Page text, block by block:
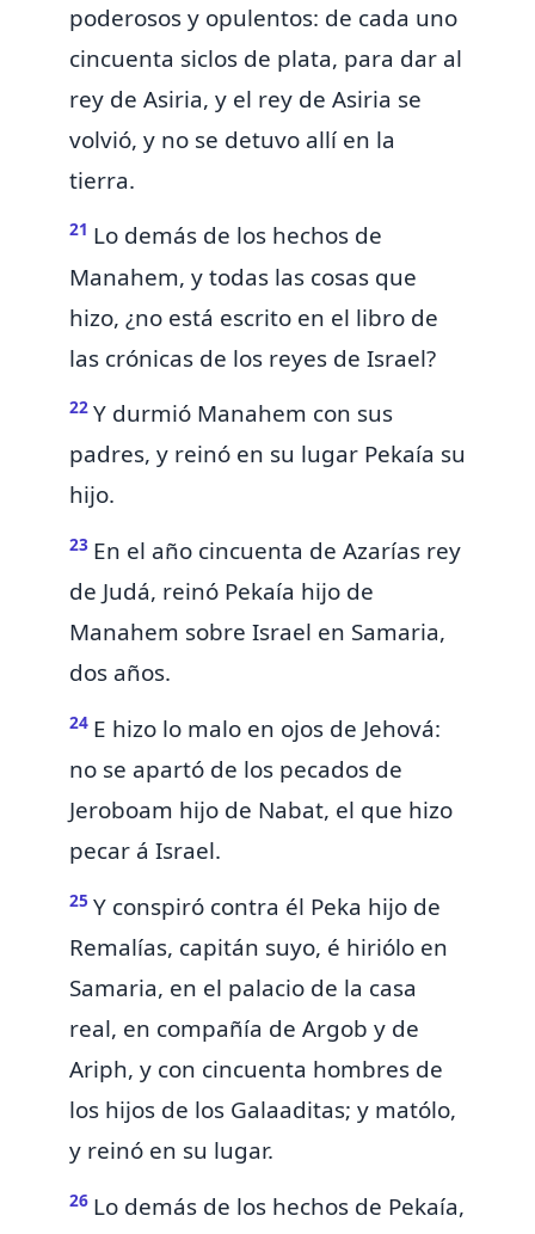
poderosos y opulentos: de cada uno
cincuenta siclos de plata, para dar al
rey de Asiria, y el rey de Asiria se
volvió, y no se detuvo allí en la
tierra.
21 Lo demás de los hechos de
Manahem, y todas las cosas que
hizo, ¿no está escrito en el libro de
las crónicas de los reyes de Israel?
22 Y durmió Manahem con sus
padres, y reinó en su lugar Pekaía su
hijo.
23 En el año cincuenta de Azarías rey
de Judá, reinó Pekaía hijo de
Manahem sobre Israel en Samaria,
dos años.
24 E hizo lo malo en ojos de Jehová:
no se apartó de los pecados de
Jeroboam hijo de Nabat, el que hizo
pecar á Israel.
25 Y conspiró contra él Peka hijo de
Remalías, capitán suyo, é hiriólo en
Samaria, en el palacio de la casa
real, en compañía de Argob y de
Ariph, y con cincuenta hombres de
los hijos de los Galaaditas; y matólo,
y reinó en su lugar.
26 Lo demás de los hechos de Pekaía,